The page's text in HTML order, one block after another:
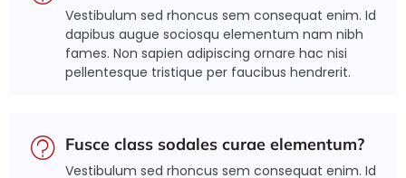
Vestibulum sed rhoncus sem consequat enim. Id
dapibus augue sociosqu elementum nam nibh
fames. Non sapien adipiscing ornare hac nisi
pellentesque tristique per faucibus hendrerit.
Fusce class sodales curae elementum?
Vestibulum sed rhoncus sem consequat enim. Id